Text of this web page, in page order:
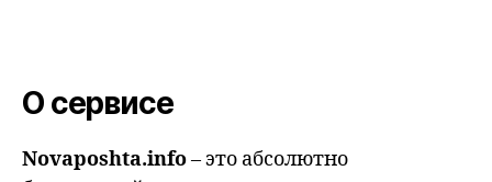
О сервисе
Novaposhta.info– это абсолютно